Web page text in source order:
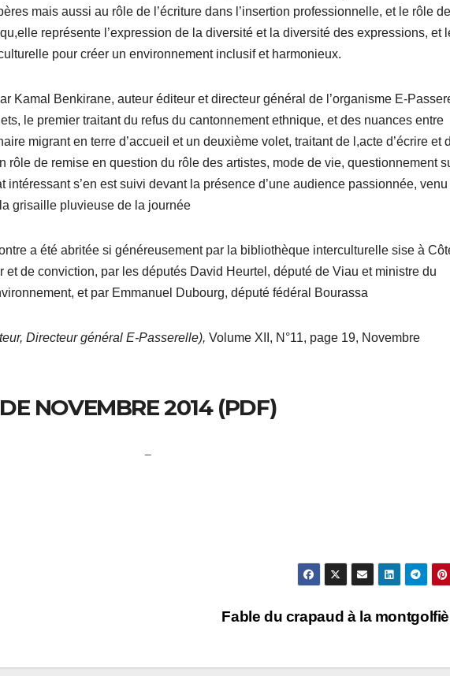
mais aussi au rôle de l’écriture dans l’insertion professionnelle, et le rôle
représente l’expression de la diversité et la diversité des expressions, et
pour créer un environnement inclusif et harmonieux.
Kamal Benkirane, auteur éditeur et directeur général de l’organisme E-
le premier traitant du refus du cantonnement ethnique, et des nuances entre
migrant en terre d’accueil et un deuxième volet, traitant de l,acte d’écrire et
rôle de remise en question du rôle des artistes, mode de vie, questionnement
intéressant s’en est suivi devant la présence d’une audience passionnée, venu
grisaille pluvieuse de la journée
a été abritée si généreusement par la bibliothèque interculturelle sise à
de conviction, par les députés David Heurtel, député de Viau et ministre du
et par Emmanuel Dubourg, député fédéral Bourassa
Directeur général E-Passerelle), Volume XII, N°11, page 19, Novembre
NOVEMBRE 2014 (PDF)
Fable du crapaud à la